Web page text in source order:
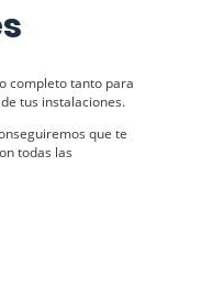
completo tanto para
tus instalaciones.
que te
todas las